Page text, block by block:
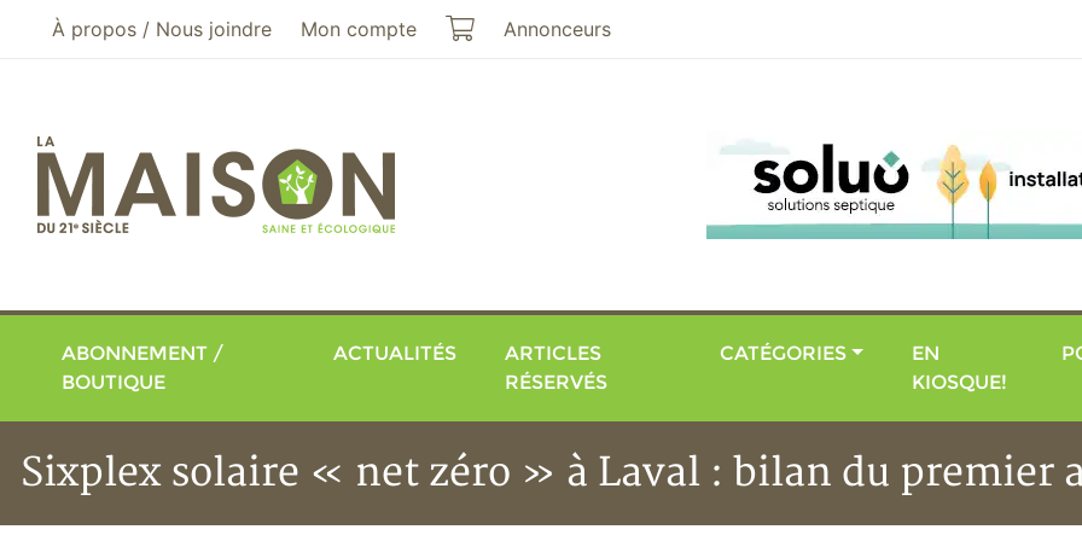
Aller au menu principal
Aller au contenu principal
À propos / Nous joindre Mon compte Mon panier
Annonceurs
ABONNEMENT /
BOUTIQUE
ACTUALITÉS
ARTICLES
RÉSERVÉS
CATÉGORIES
EN
KIOSQUE!
Sixplex solaire « net zéro » à Laval : bilan du premier